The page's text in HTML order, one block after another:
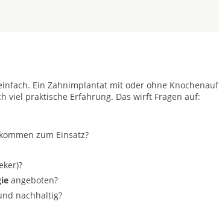
Ein Zahnimplantat mit oder ohne
viel praktische Erfahrung. Das wirft Fragen auf:
zum Einsatz?
angeboten?
nachhaltig?